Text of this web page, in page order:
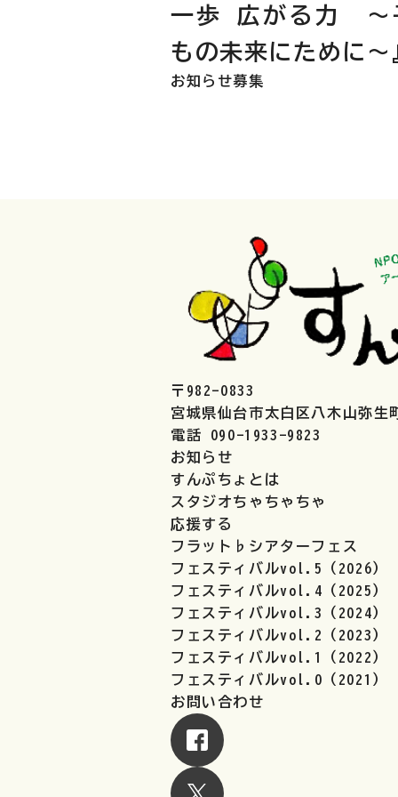
一歩 広がる力 〜
もの未来にために〜
お知らせ募集
〒982-0833
宮城県仙台市太白区八木山弥生
電話 090-1933-9823
お知らせ
すんぷちょとは
スタジオちゃちゃちゃ
応援する
フラット♭シアターフェス
フェスティバルvol.5（2026）
フェスティバルvol.4（2025）
フェスティバルvol.3（2024）
フェスティバルvol.2（2023）
フェスティバルvol.1（2022）
フェスティバルvol.0（2021）
お問い合わせ